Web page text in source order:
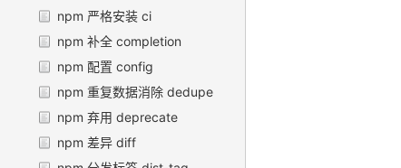
npm 严格安装 ci
npm 补全 completion
npm 配置 config
npm 重复数据消除 dedupe
npm 弃用 deprecate
npm 差异 diff